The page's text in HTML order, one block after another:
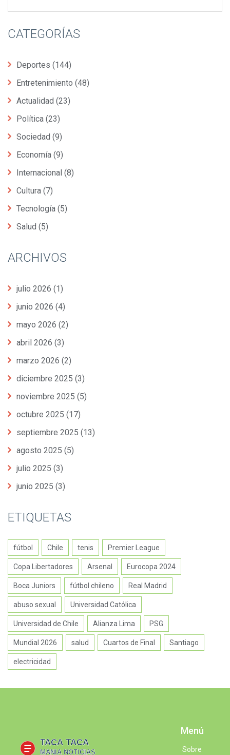
CATEGORÍAS
Deportes (144)
Entretenimiento (48)
Actualidad (23)
Política (23)
Sociedad (9)
Economía (9)
Internacional (8)
Cultura (7)
Tecnología (5)
Salud (5)
ARCHIVOS
julio 2026 (1)
junio 2026 (4)
mayo 2026 (2)
abril 2026 (3)
marzo 2026 (2)
diciembre 2025 (3)
noviembre 2025 (5)
octubre 2025 (17)
septiembre 2025 (13)
agosto 2025 (5)
julio 2025 (3)
junio 2025 (3)
ETIQUETAS
fútbol Chile tenis Premier League
Copa Libertadores Arsenal Eurocopa 2024
Boca Juniors fútbol chileno Real Madrid
abuso sexual Universidad Católica
Universidad de Chile Alianza Lima PSG
Mundial 2026 salud Cuartos de Final Santiago
electricidad
Menú
Sobre